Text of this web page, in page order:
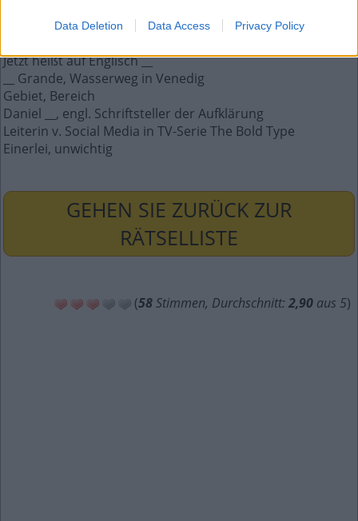
Data Deletion Data Access Privacy Policy
Arabisches Wort für Gott
Jetzt heißt auf Englisch __
__ Grande, Wasserweg in Venedig
Gebiet, Bereich
Daniel __, engl. Schriftsteller der Aufklärung
Leiterin v. Social Media in TV-Serie The Bold Type
Einerlei, unwichtig
GEHEN SIE ZURÜCK ZUR
RÄTSELLISTE
(58Stimmen, Durchschnitt: 2,90 aus 5)